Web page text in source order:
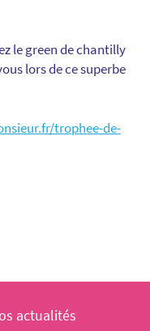
le green de chantilly
lors de ce superbe
trophee-de-
actualités